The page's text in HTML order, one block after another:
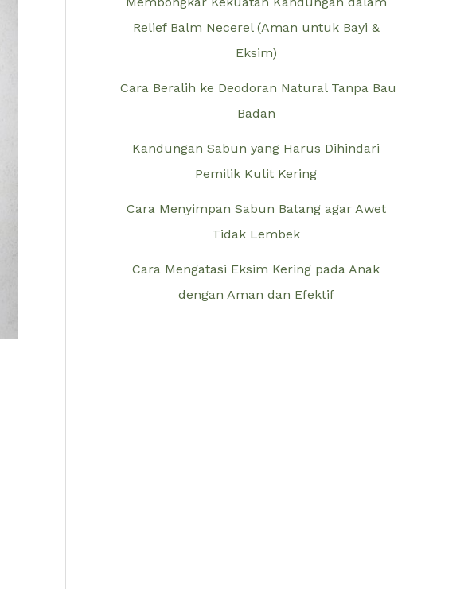
Relief Balm Necerel (Aman untuk Bayi &
Eksim)
Cara Beralih ke Deodoran Natural Tanpa Bau
Badan
Kandungan Sabun yang Harus Dihindari
Pemilik Kulit Kering
Cara Menyimpan Sabun Batang agar Awet
Tidak Lembek
Cara Mengatasi Eksim Kering pada Anak
dengan Aman dan Efektif